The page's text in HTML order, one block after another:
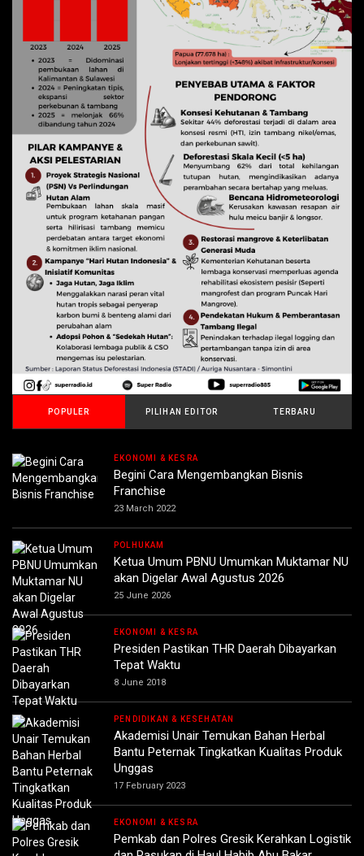
POPULER PILIHAN EDITOR TERBARU
EKONOMI & KESRA
Begini Cara Mengembangkan Bisnis
Franchise
23 March 2022
POLHUKAM
Ketua Umum PBNU Umumkan Muktamar NU
akan Digelar Awal Agustus 2026
25 June 2026
EKONOMI & KESRA
Presiden Pastikan THR Daerah Dibayarkan
Tepat Waktu
8 June 2018
PENDIDIKAN & KESEHATAN
Akademisi Unair Temukan Bahan Herbal
Bantu Peternak Tingkatkan Kualitas Produk
Unggas
17 February 2023
EKONOMI & KESRA
Pemkab dan Polres Gresik Kerahkan Logistik